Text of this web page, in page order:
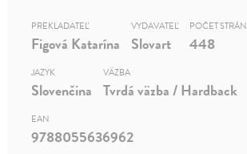
PREKLADATEĽ
Figová Katarína
VYDAVATEĽ
Slovart
POČET STRÁN
448
JAZYK
Slovenčina
VÄZBA
Tvrdá väzba / Hardback
EAN
9788055636962